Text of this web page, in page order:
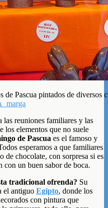
Pascua pintados de diversos
las reuniones familiares y las
los elementos que no suele
de Pascua es el famoso y
esperamos a que familiares
de chocolate, con sorpresa si es
con un buen sabor de boca.
tradicional ofrenda? Su
el antiguo Egipto, donde los
con pintura que